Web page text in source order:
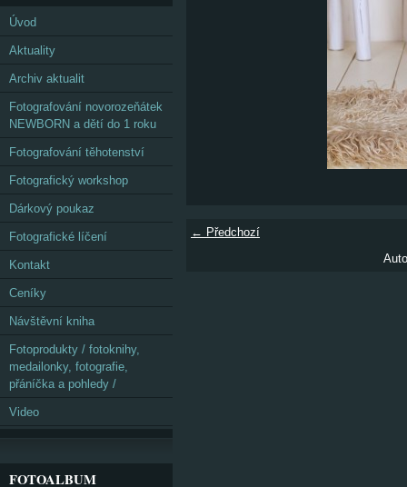
← Předchozí
Úvod
Aktuality
Archiv aktualit
Fotografování novorozeňátek
NEWBORN a dětí do 1 roku
Fotografování těhotenství
Fotografický workshop
Dárkový poukaz
Fotografické líčení
Kontakt
Ceníky
Návštěvní kniha
Fotoprodukty / fotoknihy,
medailonky, fotografie,
přáníčka a pohledy /
Video
FOTOALBUM